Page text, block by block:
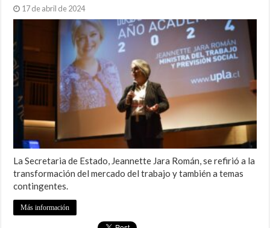
17 de abril de 2024
La Secretaria de Estado, Jeannette Jara Román, se refirió a la
transformación del mercado del trabajo y también a temas
contingentes.
Más información